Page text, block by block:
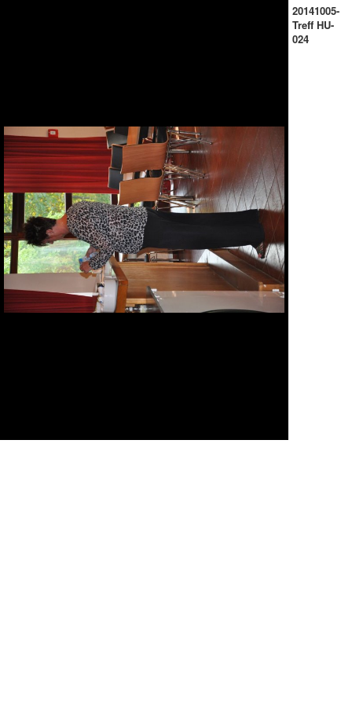
20141005-
Treff HU-
024